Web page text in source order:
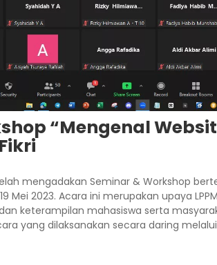
“Mengenal
mengadakan Seminar & Workshop
Mei 2023. Acara ini merupakan upaya
keterampilan mahasiswa serta
yang dilaksanakan secara daring